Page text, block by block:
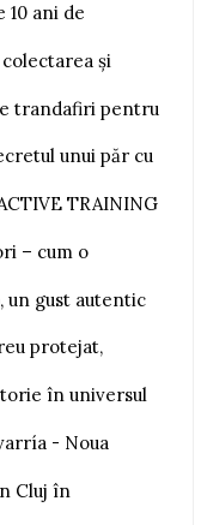
ani de
și
trandafiri pentru
unui păr cu
TRAINING
– cum o
un gust autentic
protejat,
în universul
- Noua
Cluj în